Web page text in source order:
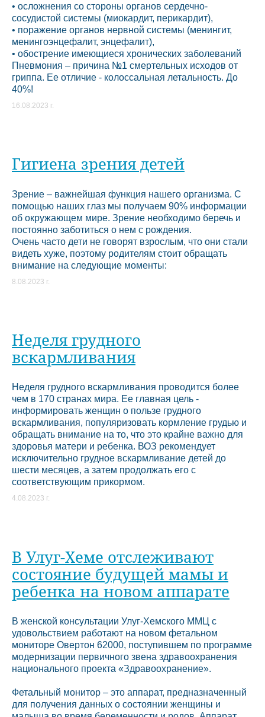
• осложнения со стороны органов сердечно-
сосудистой системы (миокардит, перикардит),
• поражение органов нервной системы (менингит,
менингоэнцефалит, энцефалит),
• обострение имеющиеся хронических заболеваний
Пневмония – причина №1 смертельных исходов от
гриппа. Ее отличие - колоссальная летальность. До
40%!
16.08.2023 г.
Гигиена зрения детей
Зрение – важнейшая функция нашего организма. С
помощью наших глаз мы получаем 90% информации
об окружающем мире. Зрение необходимо беречь и
постоянно заботиться о нем с рождения.
Очень часто дети не говорят взрослым, что они стали
видеть хуже, поэтому родителям стоит обращать
внимание на следующие моменты:
8.08.2023 г.
Неделя грудного
вскармливания
Неделя грудного вскармливания проводится более
чем в 170 странах мира. Ее главная цель -
информировать женщин о пользе грудного
вскармливания, популяризовать кормление грудью и
обращать внимание на то, что это крайне важно для
здоровья матери и ребенка. ВОЗ рекомендует
исключительно грудное вскармливание детей до
шести месяцев, а затем продолжать его с
соответствующим прикормом.
4.08.2023 г.
В Улуг-Хеме отслеживают
состояние будущей мамы и
ребенка на новом аппарате
В женской консультации Улуг-Хемского ММЦ с
удовольствием работают на новом фетальном
мониторе Овертон 62000, поступившем по программе
модернизации первичного звена здравоохранения
национального проекта «Здравоохранение».
Фетальный монитор – это аппарат, предназначенный
для получения данных о состоянии женщины и